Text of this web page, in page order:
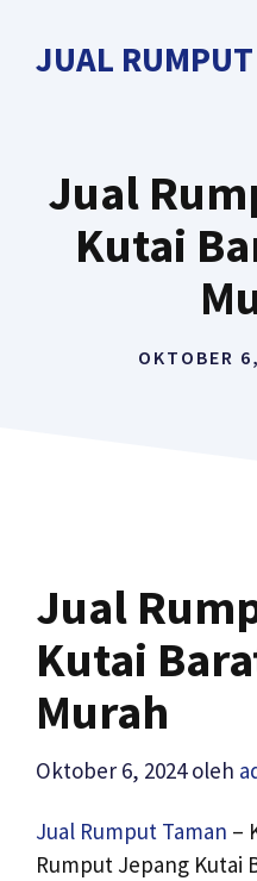
JUAL
Jual
Kutai
OKTOBER
Jual
Kutai
Murah
Oktober 6, 2024 oleh
Jual Rumput Taman –
Rumput Jepang Kutai